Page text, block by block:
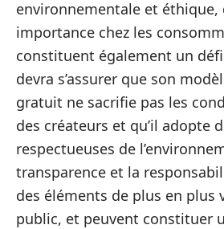
environnementale et éthique,
importance chez les
constituent également un
devra s’assurer que son
gratuit ne sacrifie pas les
des créateurs et qu’il adopte
respectueuses de
transparence et la
des éléments de plus en plus
public, et peuvent constituer